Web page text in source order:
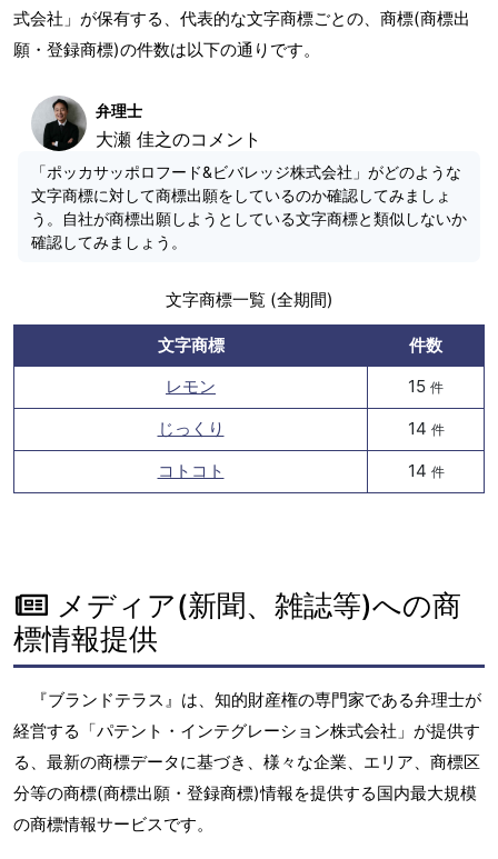
式会社」が保有する、代表的な文字商標ごとの、商標(商標出
願・登録商標)の件数は以下の通りです。
弁理士
大瀬 佳之のコメント
「ポッカサッポロフード&ビバレッジ株式会社」がどのような
文字商標に対して商標出願をしているのか確認してみましょ
う。自社が商標出願しようとしている文字商標と類似しないか
確認してみましょう。
文字商標一覧 (全期間)
文字商標
件数
レモン
15 件
じっくり 14 件
コトコト 14 件
メディア(新聞、雑誌等)への商
標情報提供
『ブランドテラス』は、知的財産権の専門家である弁理士が
経営する「パテント・インテグレーション株式会社」が提供す
る、最新の商標データに基づき、様々な企業、エリア、商標区
分等の商標(商標出願・登録商標)情報を提供する国内最大規模
の商標情報サービスです。